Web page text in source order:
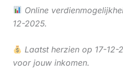
Online
12-2025.
Laatst herzien op 17-12-
voor jouw inkomen.